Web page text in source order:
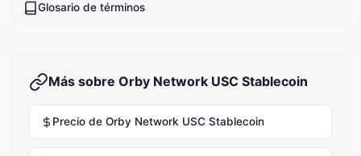
Glosario de términos
Más sobre Orby Network USC Stablecoin
Precio de Orby Network USC Stablecoin